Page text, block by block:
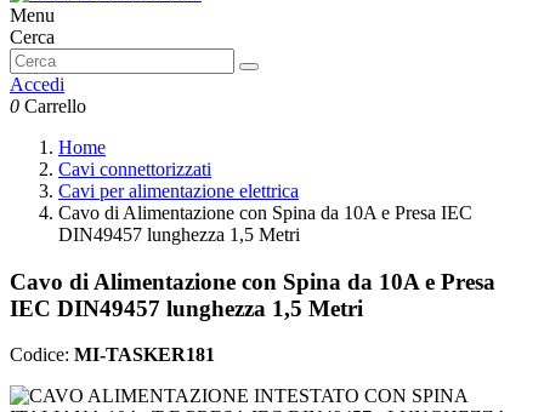
Menu
Cerca
Accedi
0 Carrello
Home
Cavi connettorizzati
Cavi per alimentazione elettrica
Cavo di Alimentazione con Spina da 10A e Presa IEC
DIN49457 lunghezza 1,5 Metri
Cavo di Alimentazione con Spina da 10A e Presa
IEC DIN49457 lunghezza 1,5 Metri
Codice: MI-TASKER181